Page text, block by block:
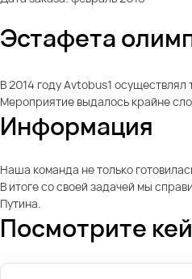
Эстафета
В 2014 году Avtobus1
Мероприятие выдалось крайне
Информация
Наша команда не только
В итоге со своей задачей мы
Путина.
Посмотрите